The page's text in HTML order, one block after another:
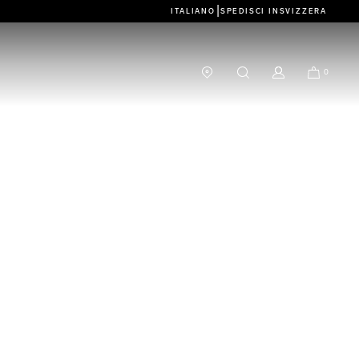
ITALIANO SPEDISCI IN SVIZZERA
0